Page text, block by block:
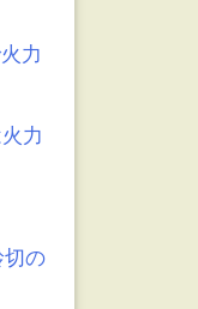
力
力
切の